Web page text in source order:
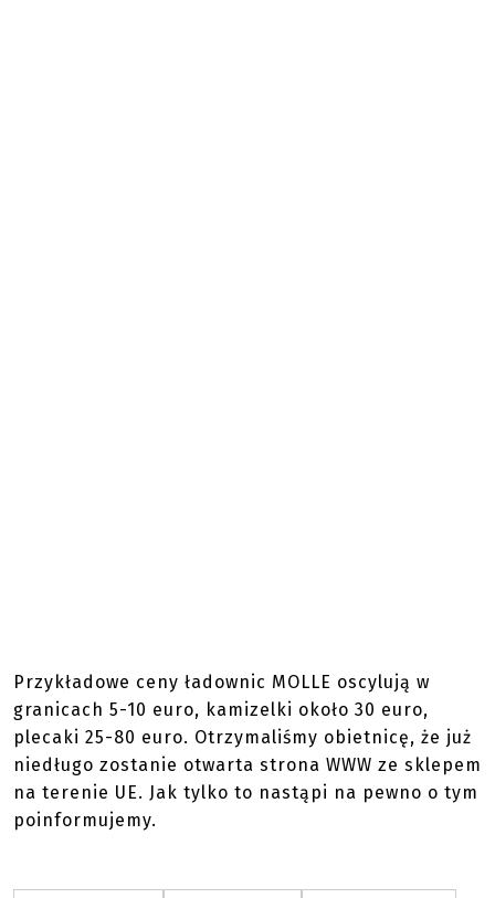
Przykładowe ceny ładownic MOLLE oscylują w
granicach 5-10 euro, kamizelki około 30 euro,
plecaki 25-80 euro. Otrzymaliśmy obietnicę, że już
niedługo zostanie otwarta strona WWW ze sklepem
na terenie UE. Jak tylko to nastąpi na pewno o tym
poinformujemy.